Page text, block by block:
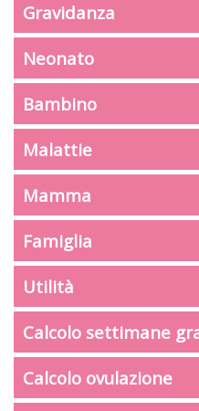
Gravidanza
Neonato
Bambino
Malattie
Mamma
Famiglia
Utilità
Calcolo settimane
Calcolo ovulazione